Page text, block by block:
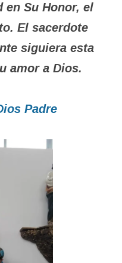
en Su Honor, el
El sacerdote
siguiera esta
amor a Dios.
Padre